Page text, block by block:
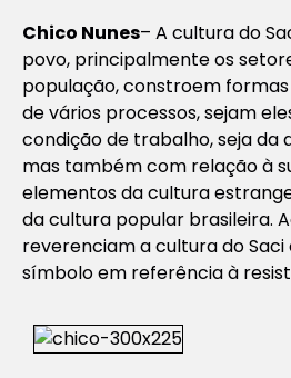
Chico Nunes– A cultura do
povo, principalmente os
população, constroem
de vários processos, sejam
condição de trabalho, seja da
mas também com relação à
elementos da cultura
da cultura popular brasileira.
reverenciam a cultura do
símbolo em referência à